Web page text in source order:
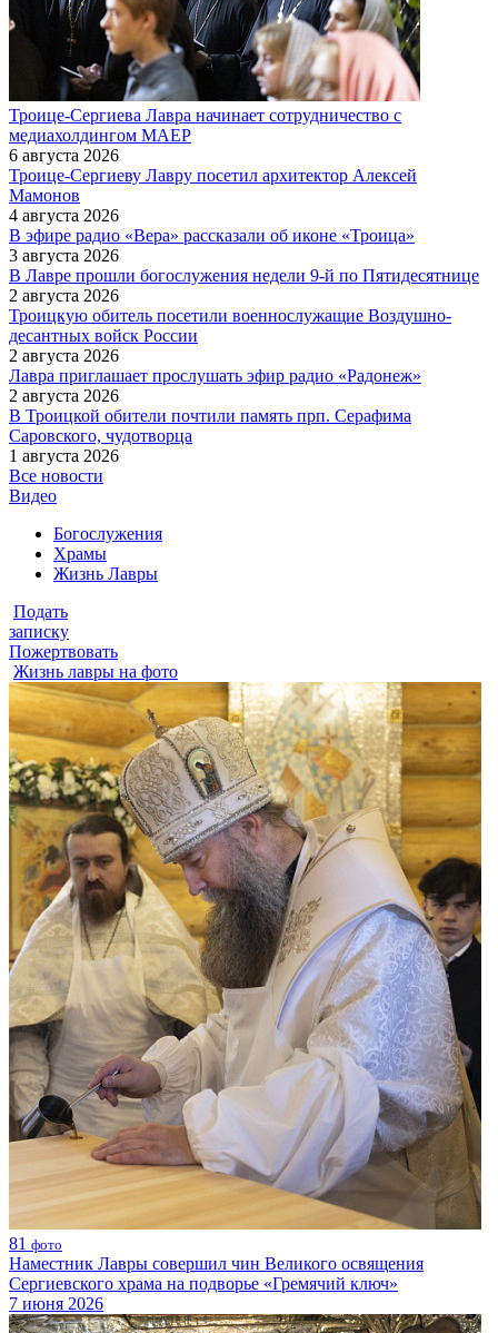
Троице-Сергиева Лавра начинает сотрудничество с
медиахолдингом МАЕР
6 августа 2026
Троице-Сергиеву Лавру посетил архитектор Алексей
Мамонов
4 августа 2026
В эфире радио «Вера» рассказали об иконе «Троица»
3 августа 2026
В Лавре прошли богослужения недели 9-й по Пятидесятнице
2 августа 2026
Троицкую обитель посетили военнослужащие Воздушно-
десантных войск России
2 августа 2026
Лавра приглашает прослушать эфир радио «Радонеж»
2 августа 2026
В Троицкой обители почтили память прп. Серафима
Саровского, чудотворца
1 августа 2026
Все новости
Видео
Богослужения
Храмы
Жизнь Лавры
Подать
записку
Пожертвовать
Жизнь лавры на фото
81 фото
Наместник Лавры совершил чин Великого освящения
Сергиевского храма на подворье «Гремячий ключ»
7 июня 2026